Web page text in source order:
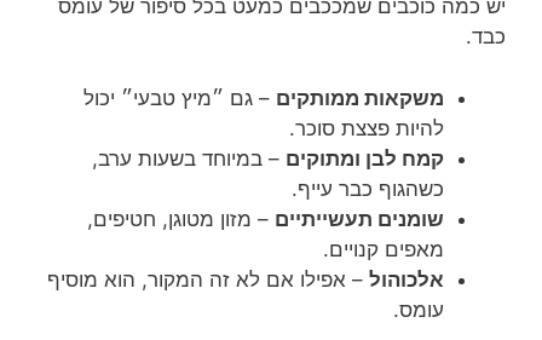
יש כמה כוכבים שמככבים כמעט בכל סיפור של עומס
כבד.
משקאות ממותקים – גם ״מיץ טבעי״ יכול
להיות פצצת סוכר.
קמח לבן ומתוקים – במיוחד בשעות ערב,
כשהגוף כבר עייף.
שומנים תעשייתיים – מזון מטוגן, חטיפים,
מאפים קנויים.
אלכוהול – אפילו אם לא זה המקור, הוא מוסיף
עומס.